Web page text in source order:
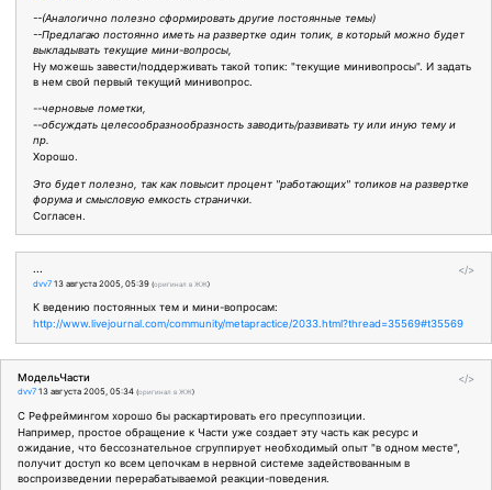
--(Аналогично полезно сформировать другие постоянные темы)
--Предлагаю постоянно иметь на развертке один топик, в который можно будет
выкладывать текущие мини-вопросы,
Ну можешь завести/поддерживать такой топик: "текущие минивопросы". И задать
в нем свой первый текущий минивопрос.
--черновые пометки,
--обсуждать целесообразнообразность заводить/развивать ту или иную тему и
пр.
Хорошо.
Это будет полезно, так как повысит процент "работающих" топиков на развертке
форума и смысловую емкость странички.
Согласен.
</>
...
dvv7 13 августа 2005, 05:39 (оригинал в ЖЖ)
К ведению постоянных тем и мини-вопросам:
http://www.livejournal.com/community/metapractice/2033.html?thread=35569#t35569
</>
МодельЧасти
dvv7 13 августа 2005, 05:34 (оригинал в ЖЖ)
С Рефреймингом хорошо бы раскартировать его пресуппозиции.
Например, простое обращение к Части уже создает эту часть как ресурс и
ожидание, что бессознательное сгруппирует необходимый опыт "в одном месте",
получит доступ ко всем цепочкам в нервной системе задействованным в
воспроизведении перерабатываемой реакции-поведения.